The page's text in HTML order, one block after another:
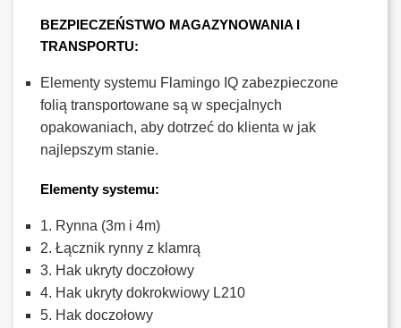
BEZPIECZEŃSTWO MAGAZYNOWANIA I
TRANSPORTU:
Elementy systemu Flamingo IQ zabezpieczone
folią transportowane są w specjalnych
opakowaniach, aby dotrzeć do klienta w jak
najlepszym stanie.
Elementy systemu:
1. Rynna (3m i 4m)
2. Łącznik rynny z klamrą
3. Hak ukryty doczołowy
4. Hak ukryty dokrokwiowy L210
5. Hak doczołowy